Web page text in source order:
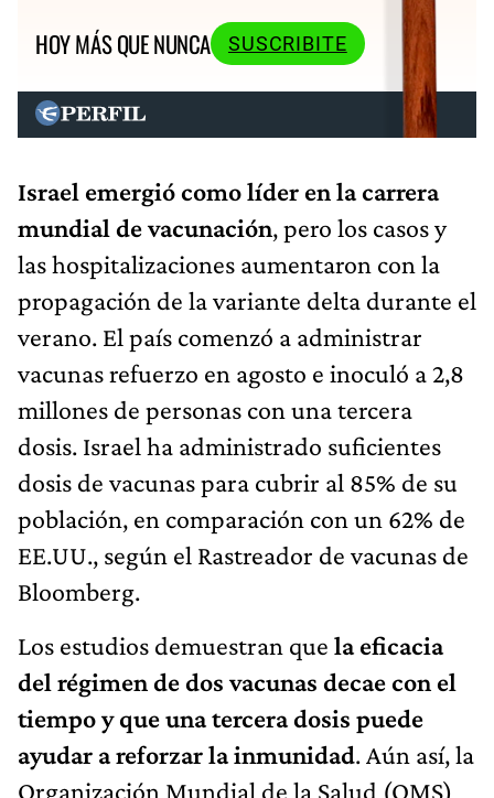
HOY MÁS QUE NUNCA
SUSCRIBITE
Israel emergió como líder en la carrera
mundial de vacunación, pero los casos y
las hospitalizaciones aumentaron con la
propagación de la variante delta durante el
verano. El país comenzó a administrar
vacunas refuerzo en agosto e inoculó a 2,8
millones de personas con una tercera
dosis. Israel ha administrado suficientes
dosis de vacunas para cubrir al 85% de su
población, en comparación con un 62% de
EE.UU., según el Rastreador de vacunas de
Bloomberg.
Los estudios demuestran que la eficacia
del régimen de dos vacunas decae con el
tiempo y que una tercera dosis puede
ayudar a reforzar la inmunidad. Aún así, la
Organización Mundial de la Salud (OMS)